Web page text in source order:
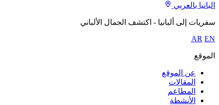
البانيا بالعربي
سفريات إلى ألبانيا - اكتشف الجمال الألباني
AR EN
الموقع
عن الموقع
المقالات
المطاعم
الأنشطة